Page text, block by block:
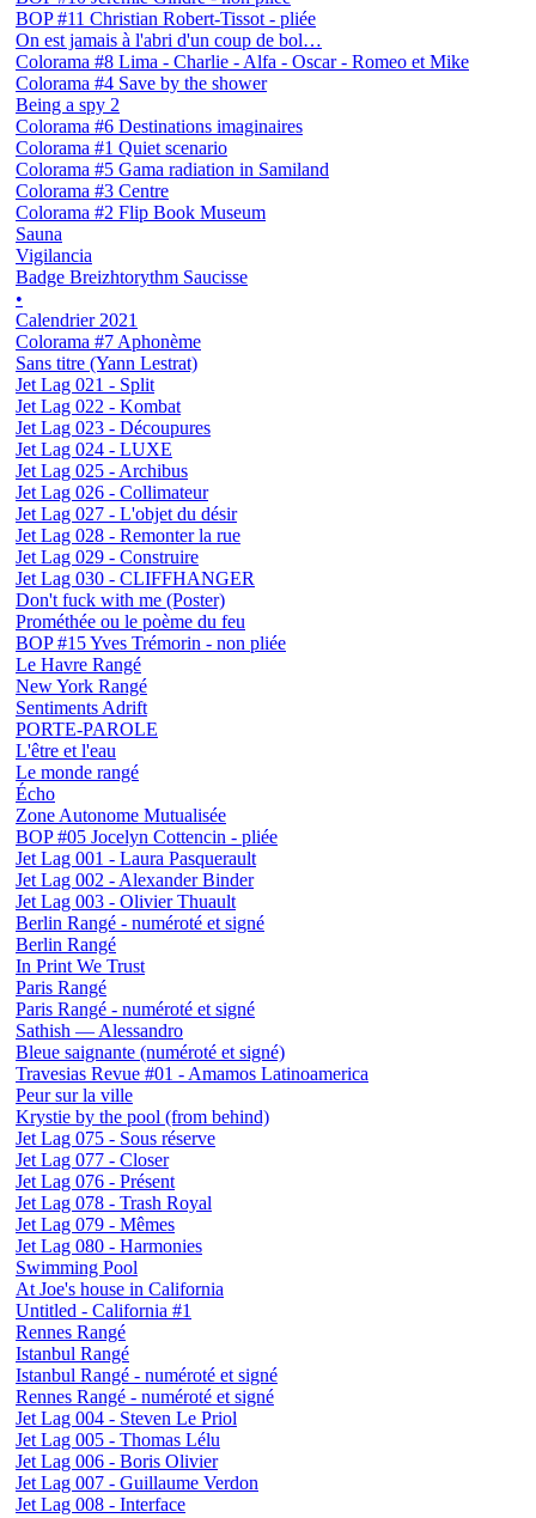
BOP #11 Christian Robert-Tissot - pliée
On est jamais à l'abri d'un coup de bol…
Colorama #8 Lima - Charlie - Alfa - Oscar - Romeo et Mike
Colorama #4 Save by the shower
Being a spy 2
Colorama #6 Destinations imaginaires
Colorama #1 Quiet scenario
Colorama #5 Gama radiation in Samiland
Colorama #3 Centre
Colorama #2 Flip Book Museum
Sauna
Vigilancia
Badge Breizhtorythm Saucisse
•
Calendrier 2021
Colorama #7 Aphonème
Sans titre (Yann Lestrat)
Jet Lag 021 - Split
Jet Lag 022 - Kombat
Jet Lag 023 - Découpures
Jet Lag 024 - LUXE
Jet Lag 025 - Archibus
Jet Lag 026 - Collimateur
Jet Lag 027 - L'objet du désir
Jet Lag 028 - Remonter la rue
Jet Lag 029 - Construire
Jet Lag 030 - CLIFFHANGER
Don't fuck with me (Poster)
Prométhée ou le poème du feu
BOP #15 Yves Trémorin - non pliée
Le Havre Rangé
New York Rangé
Sentiments Adrift
PORTE-PAROLE
L'être et l'eau
Le monde rangé
Écho
Zone Autonome Mutualisée
BOP #05 Jocelyn Cottencin - pliée
Jet Lag 001 - Laura Pasquerault
Jet Lag 002 - Alexander Binder
Jet Lag 003 - Olivier Thuault
Berlin Rangé - numéroté et signé
Berlin Rangé
In Print We Trust
Paris Rangé
Paris Rangé - numéroté et signé
Sathish — Alessandro
Bleue saignante (numéroté et signé)
Travesias Revue #01 - Amamos Latinoamerica
Peur sur la ville
Krystie by the pool (from behind)
Jet Lag 075 - Sous réserve
Jet Lag 077 - Closer
Jet Lag 076 - Présent
Jet Lag 078 - Trash Royal
Jet Lag 079 - Mêmes
Jet Lag 080 - Harmonies
Swimming Pool
At Joe's house in California
Untitled - California #1
Rennes Rangé
Istanbul Rangé
Istanbul Rangé - numéroté et signé
Rennes Rangé - numéroté et signé
Jet Lag 004 - Steven Le Priol
Jet Lag 005 - Thomas Lélu
Jet Lag 006 - Boris Olivier
Jet Lag 007 - Guillaume Verdon
Jet Lag 008 - Interface